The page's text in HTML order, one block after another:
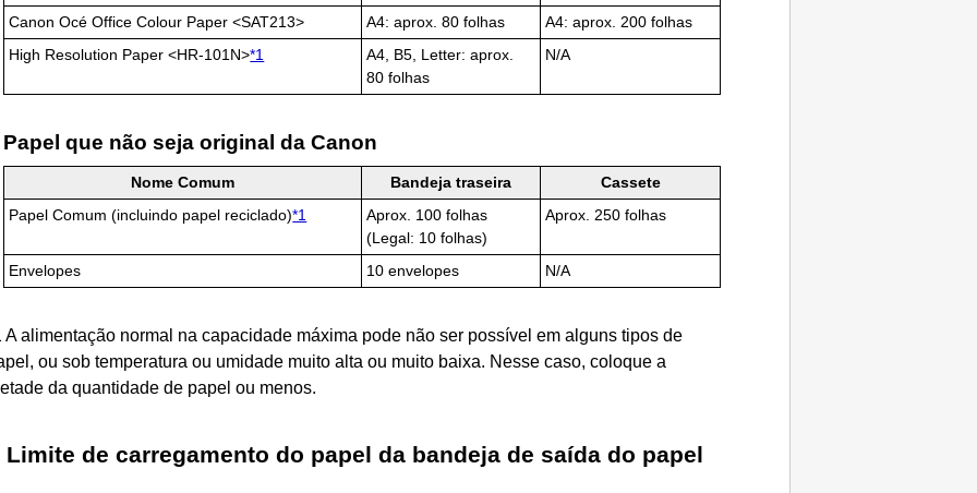
Canon Océ Office Colour Paper <SAT213> A4: aprox. 80 folhas
A4: aprox. 200 folhas
High Resolution Paper <HR-101N>*1
A4, B5, Letter: aprox.
80 folhas
N/A
Papel que não seja original da Canon
Nome Comum Bandeja traseira
Cassete
Papel Comum (incluindo papel reciclado)*1
Aprox. 100 folhas
(Legal: 10 folhas)
Aprox. 250 folhas
Envelopes 10 envelopes N/A
A alimentação normal na capacidade máxima pode não ser possível em alguns tipos de
ou sob temperatura ou umidade muito alta ou muito baixa. Nesse caso, coloque a
da quantidade de papel ou menos.
Limite de carregamento do papel da bandeja de saída do papel